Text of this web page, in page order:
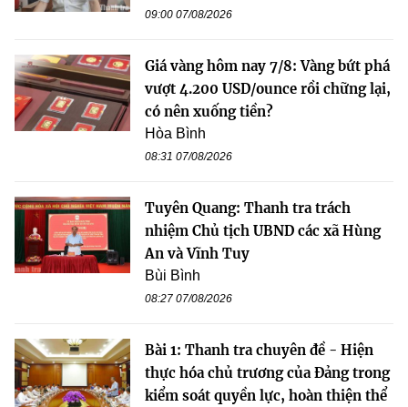
09:00 07/08/2026
Giá vàng hôm nay 7/8: Vàng bứt phá
vượt 4.200 USD/ounce rồi chững lại,
có nên xuống tiền?
Hòa Bình
08:31 07/08/2026
Tuyên Quang: Thanh tra trách
nhiệm Chủ tịch UBND các xã Hùng
An và Vĩnh Tuy
Bùi Bình
08:27 07/08/2026
Bài 1: Thanh tra chuyên đề - Hiện
thực hóa chủ trương của Đảng trong
kiểm soát quyền lực, hoàn thiện thể